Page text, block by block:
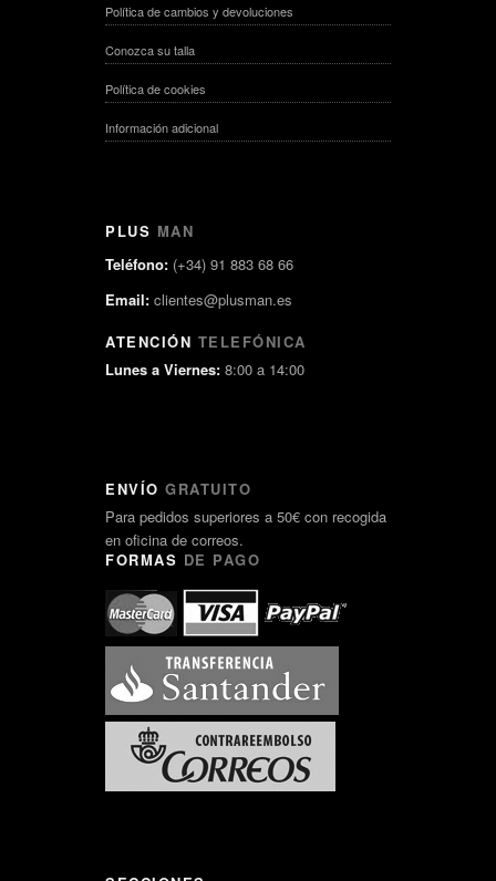
Política de cambios y devoluciones
Conozca su talla
Política de cookies
Información adicional
PLUS MAN
Teléfono: (+34) 91 883 68 66
Email: clientes@plusman.es
ATENCIÓN TELEFÓNICA
Lunes a Viernes: 8:00 a 14:00
ENVÍO GRATUITO
Para pedidos superiores a 50€ con recogida
en oficina de correos.
FORMAS DE PAGO